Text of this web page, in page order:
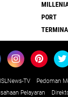
PORT
TV Pedoman
Pelayaran